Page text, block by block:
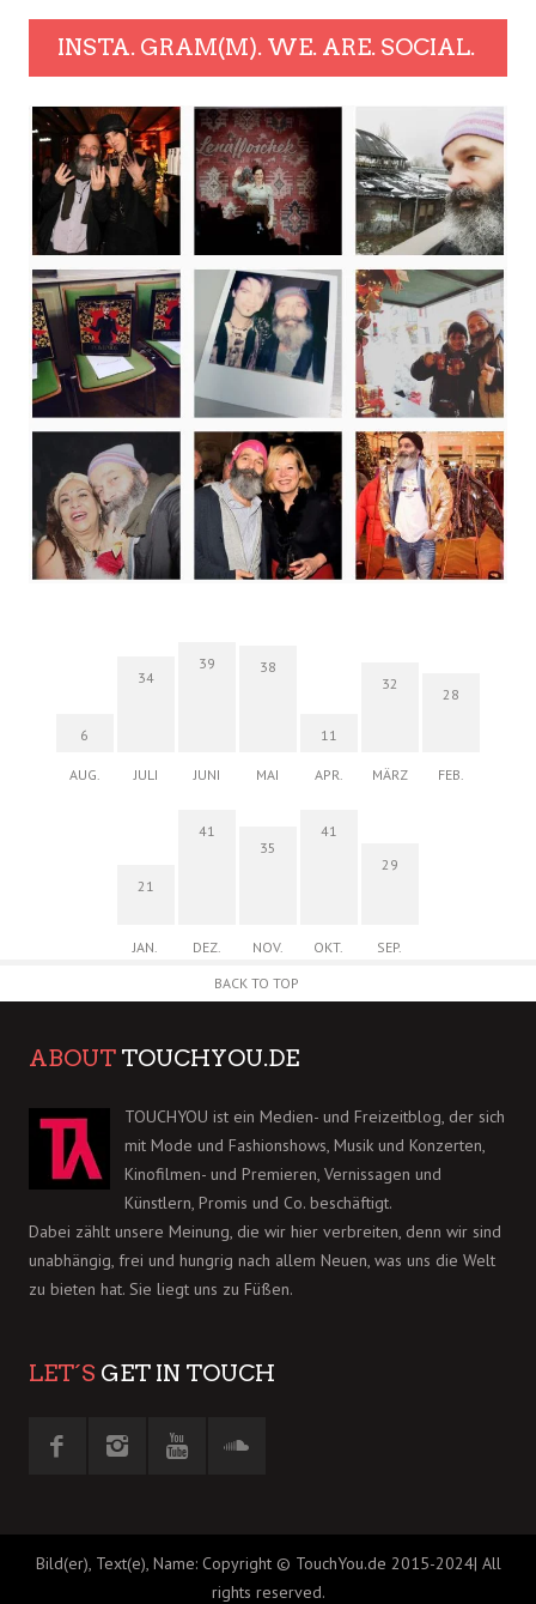
INSTA. GRAM(M). WE. ARE. SOCIAL.
6
AUG.
34
JULI
39
JUNI
38
MAI
11
APR.
32
MÄRZ
28
FEB.
21
JAN.
41
DEZ.
35
NOV.
41
OKT.
29
SEP.
BACK TO TOP
ABOUT TOUCHYOU.DE
TOUCHYOU ist ein Medien- und Freizeitblog, der sich
mit Mode und Fashionshows, Musik und Konzerten,
Kinofilmen- und Premieren, Vernissagen und
Künstlern, Promis und Co. beschäftigt.
Dabei zählt unsere Meinung, die wir hier verbreiten, denn wir sind
unabhängig, frei und hungrig nach allem Neuen, was uns die Welt
zu bieten hat. Sie liegt uns zu Füßen.
LET´S GET IN TOUCH
Bild(er), Text(e), Name: Copyright © TouchYou.de 2015-2024| All
rights reserved.